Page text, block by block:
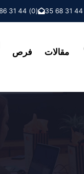
(0) 44 31 86 14
مقالات فرص